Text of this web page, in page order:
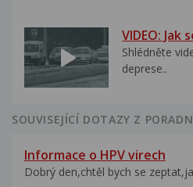
VIDEO:
Shlédněte
deprese..
SOUVISEJÍCÍ DOTAZY Z
Informace o HPV virech
Dobrý den,chtěl bych se